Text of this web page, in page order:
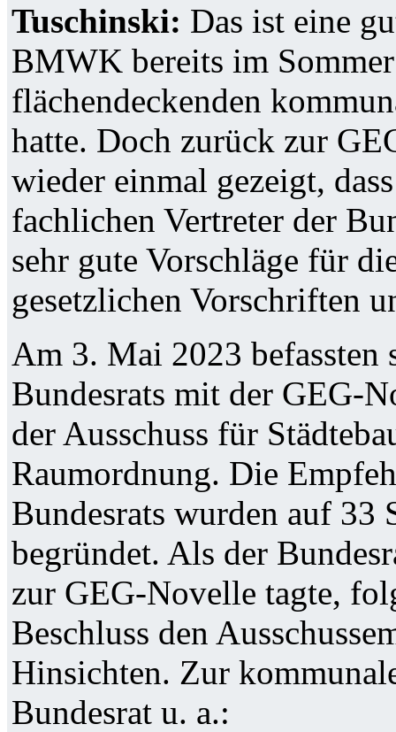
Tuschinski: Das ist eine
BMWK bereits im
flächendeckenden
hatte. Doch zurück zur
wieder einmal gezeigt,
fachlichen Vertreter der
sehr gute Vorschläge für
gesetzlichen Vorschriften
Am 3. Mai 2023 befassten
Bundesrats mit der GEG-
der Ausschuss für
Raumordnung. Die
Bundesrats wurden auf 33
begründet. Als der
zur GEG-Novelle tagte,
Beschluss den
Hinsichten. Zur
Bundesrat u. a.: